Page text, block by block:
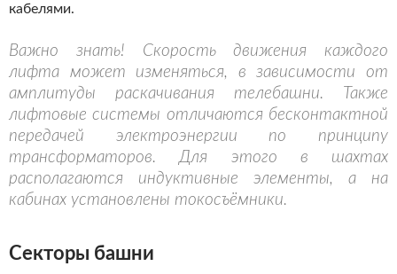
кабелями.
Важно знать! Скорость движения каждого
лифта может изменяться, в зависимости от
амплитуды раскачивания телебашни. Также
лифтовые системы отличаются бесконтактной
передачей электроэнергии по принципу
трансформаторов. Для этого в шахтах
располагаются индуктивные элементы, а на
кабинах установлены токосъёмники.
Секторы башни